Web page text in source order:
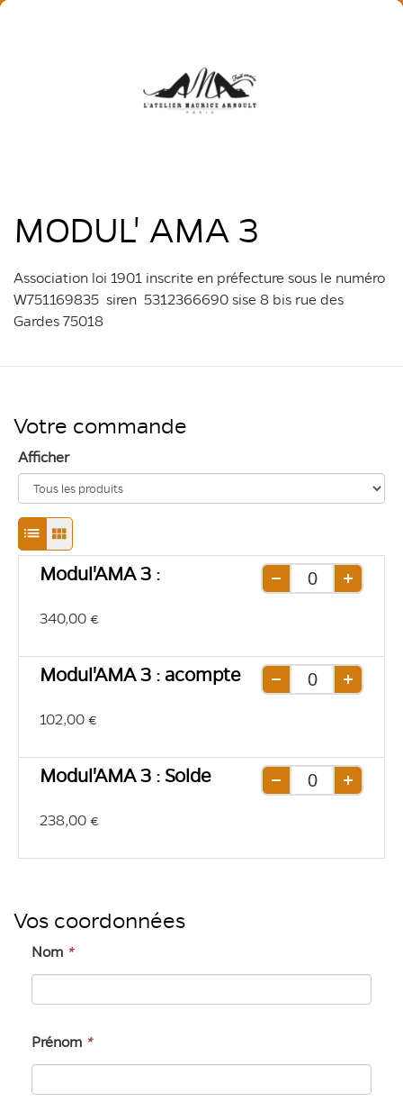
MODUL' AMA 3
Association loi 1901 inscrite en préfecture sous le numéro
W751169835 siren 5312366690 sise 8 bis rue des
Gardes 75018
Votre commande
Afficher
Passage
en
d'affichage
Passage
en
d'affichage
Modul'AMA 3 :
340,00 €
Retirer
Ajouter
Modul'AMA 3 : acompte
102,00 €
Retirer
Ajouter
Modul'AMA 3 : Solde
238,00 €
Retirer
Ajouter
Vos coordonnées
Nom *
Prénom *